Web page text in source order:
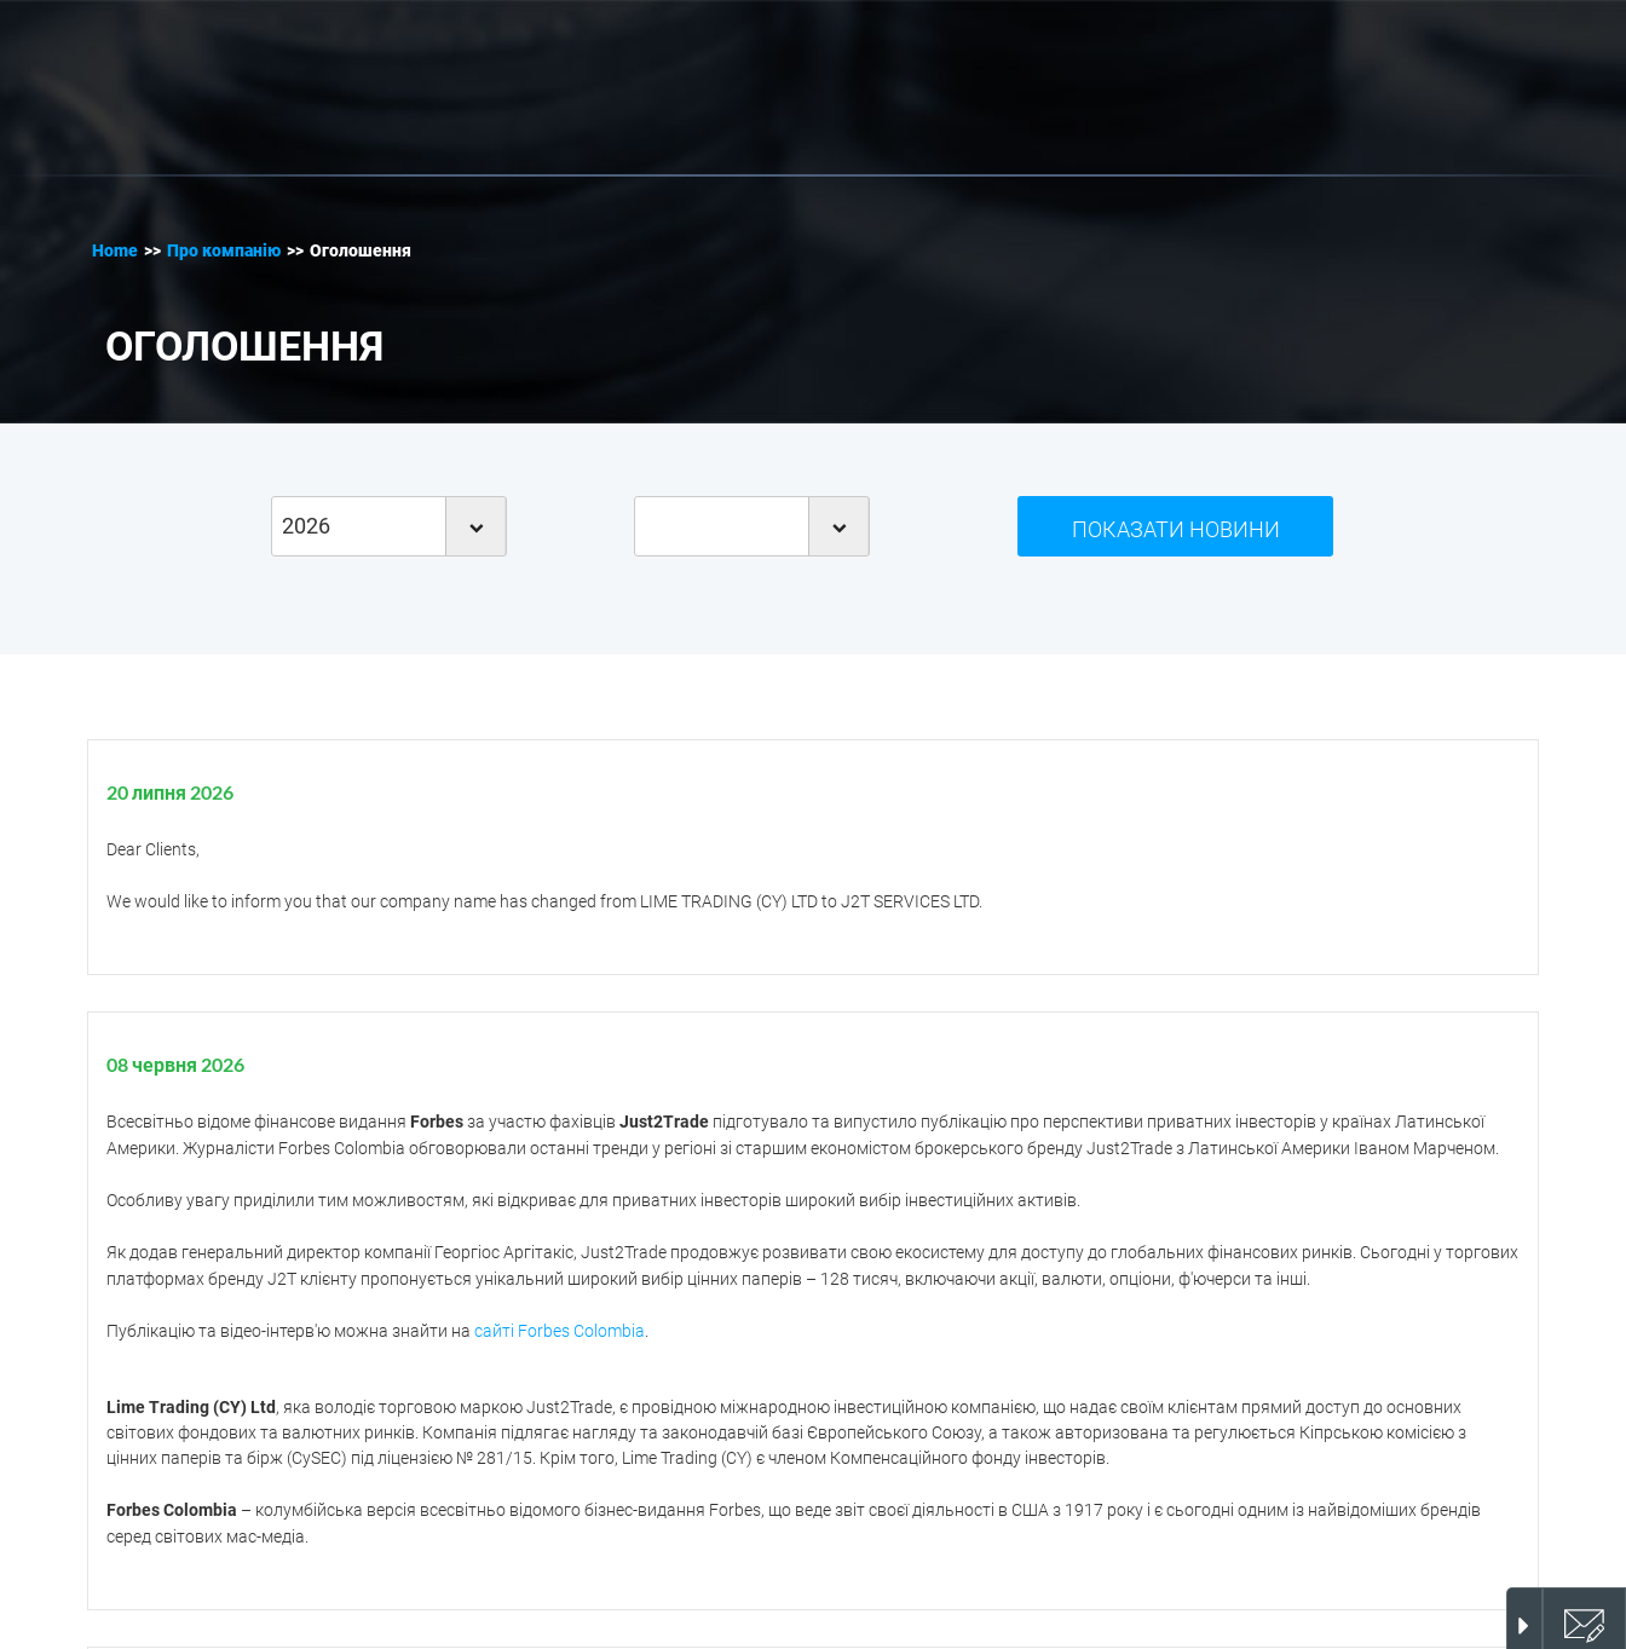
Home >> Про компанію >> Оголошення
ОГОЛОШЕННЯ
ПОКАЗАТИ НОВИНИ
20 липня 2026
Dear Clients,
We would like to inform you that our company name has changed from LIME TRADING (CY) LTD to J2T SERVICES LTD.
08 червня 2026
Всесвітньо відоме фінансове видання Forbesза участю фахівців Just2Trade підготувало та випустило публікацію про перспективи приватних інвесторів у країнах Латинської
Америки. Журналісти Forbes Colombia обговорювали останні тренди у регіоні зі старшим економістом брокерського бренду Just2Trade з Латинської Америки Іваном Марченом.
Особливу увагу приділили тим можливостям, які відкриває для приватних інвесторів широкий вибір інвестиційних активів.
Як додав генеральний директор компанії Георгіос Аргітакіс, Just2Trade продовжує розвивати свою екосистему для доступу до глобальних фінансових ринків. Сьогодні у торгових
платформах бренду J2T клієнту пропонується унікальний широкий вибір цінних паперів – 128 тисяч, включаючи акції, валюти, опціони, ф'ючерси та інші.
Публікацію та відео-інтерв'ю можна знайти на сайті Forbes Colombia
Lime Trading (CY) Ltd, яка володіє торговою маркою Just2Trade, є провідною міжнародною інвестиційною компанією, що надає своїм клієнтам прямий доступ до основних
світових фондових та валютних ринків. Компанія підлягає нагляду та законодавчій базі Європейського Союзу, а також авторизована та регулюється Кіпрською комісією з
цінних паперів та бірж (CySEC) під ліцензією № 281/15. Крім того, Lime Trading (CY) є членом Компенсаційного фонду інвесторів.
Forbes Colombia – колумбійська версія всесвітньо відомого бізнес-видання Forbes, що веде звіт своєї діяльності в США з 1917 року і є сьогодні одним із найвідоміших брендів
серед світових мас-медіа.